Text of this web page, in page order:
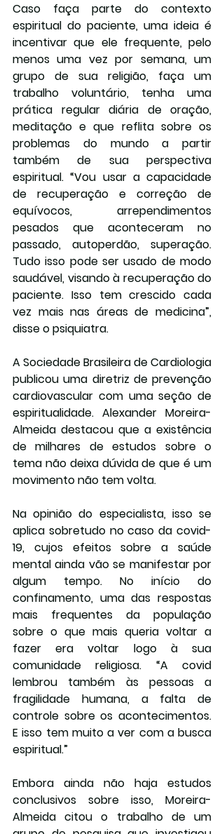
Caso faça parte do contexto
espiritual do paciente, uma ideia é
incentivar que ele frequente, pelo
menos uma vez por semana, um
grupo de sua religião, faça um
trabalho voluntário, tenha uma
prática regular diária de oração,
meditação e que reflita sobre os
problemas do mundo a partir
também de sua perspectiva
espiritual. “Vou usar a capacidade
de recuperação e correção de
equívocos, arrependimentos
pesados que aconteceram no
passado, autoperdão, superação.
Tudo isso pode ser usado de modo
saudável, visando à recuperação do
paciente. Isso tem crescido cada
vez mais nas áreas de medicina”,
disse o psiquiatra.
A Sociedade Brasileira de Cardiologia
publicou uma diretriz de prevenção
cardiovascular com uma seção de
espiritualidade. Alexander Moreira-
Almeida destacou que a existência
de milhares de estudos sobre o
tema não deixa dúvida de que é um
movimento não tem volta.
Na opinião do especialista, isso se
aplica sobretudo no caso da covid-
19, cujos efeitos sobre a saúde
mental ainda vão se manifestar por
algum tempo. No início do
confinamento, uma das respostas
mais frequentes da população
sobre o que mais queria voltar a
fazer era voltar logo à sua
comunidade religiosa. “A covid
lembrou também às pessoas a
fragilidade humana, a falta de
controle sobre os acontecimentos.
E isso tem muito a ver com a busca
espiritual.”
Embora ainda não haja estudos
conclusivos sobre isso, Moreira-
Almeida citou o trabalho de um